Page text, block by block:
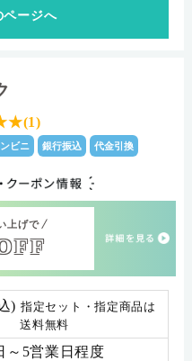
ページへ
ビニ 銀行振込 代金引換
上げで
) 指定セット・指定商品は
送料無料
～5営業日程度